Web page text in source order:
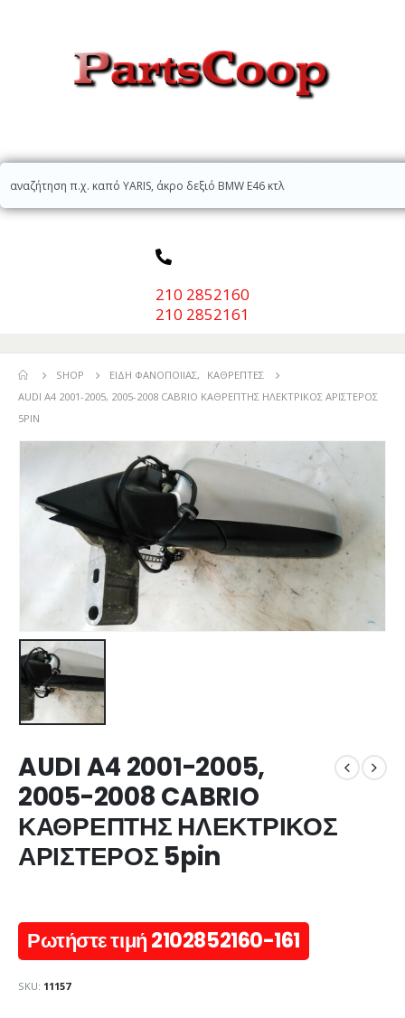
210 2852160
210 2852161
SHOP ΕΊΔΗ ΦΑΝΟΠΟΙΊΑΣ,
ΚΑΘΡΈΠΤΕΣ
AUDI A4 2001-2005, 2005-2008 CABRIO ΚΑΘΡΕΠΤΗΣ ΗΛΕΚΤΡΙΚΟΣ ΑΡΙΣΤΕΡΟΣ
5PIN
AUDI A4 2001-2005,
2005-2008 CABRIO
ΚΑΘΡΕΠΤΗΣ ΗΛΕΚΤΡΙΚΟΣ
ΑΡΙΣΤΕΡΟΣ 5pin
Ρωτήστε τιμή 2102852160-161
SKU: 11157